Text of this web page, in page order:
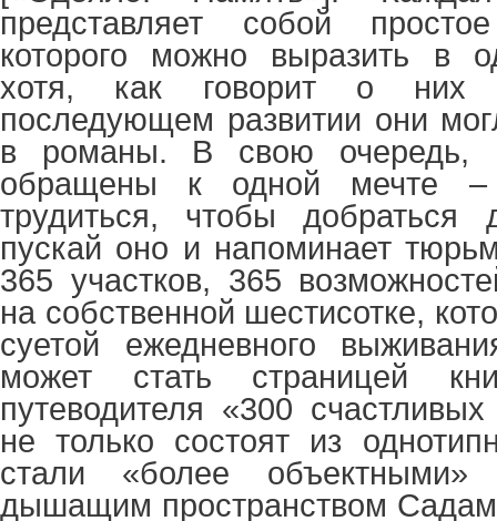
представляет собой
которого можно выразить в
хотя, как говорит о
последующем развитии они
в романы. В свою очередь,
обращены к одной мечте
трудиться, чтобы добраться
пускай оно и напоминает
365 участков, 365
на собственной шестисотке,
суетой ежедневного
может стать страницей
путеводителя «300
не только состоят из
стали «более
дышащим пространством Садам